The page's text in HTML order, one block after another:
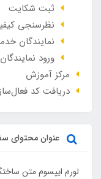
ثبت شکایت
نظرسنجی
نمایندگان
ورود
مرکز آموزش
دریافت کد
عنوان محتوای
لورم ایپسوم متن